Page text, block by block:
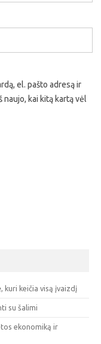
el. pašto adresą ir
kai kitą kartą vėl
kuri keičia visą įvaizdį
su šalimi
ekonomiką ir